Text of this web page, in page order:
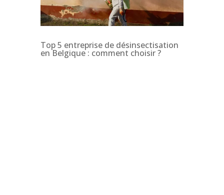
Top 5 entreprise de désinsectisation
en Belgique : comment choisir ?